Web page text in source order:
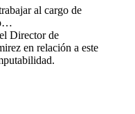
al cargo de
Director de
en relación a este